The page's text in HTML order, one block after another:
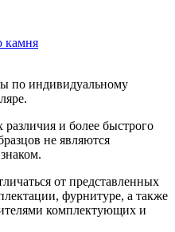
камня
по индивидуальному
и более быстрого
не являются
от представленных
фурнитуре, а также
комплектующих и